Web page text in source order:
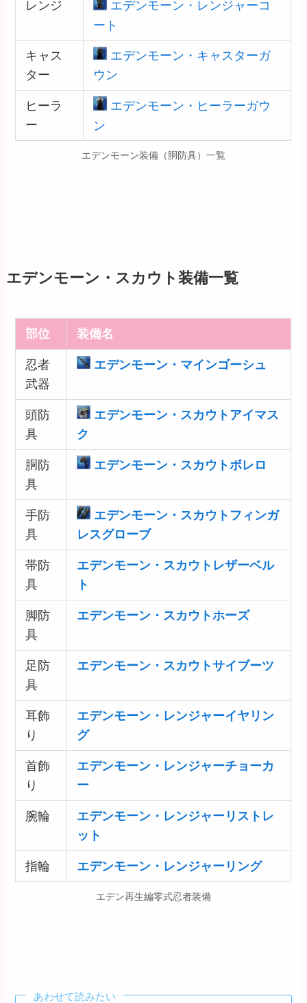
レンジ
エデンモーン・レンジャーコ
ート
キャス
ター
エデンモーン・キャスターガ
ウン
ヒーラ
ー
エデンモーン・ヒーラーガウ
ン
エデンモーン装備（胴防具）一覧
エデンモーン・スカウト装備一覧
部位 装備名
忍者
武器
エデンモーン・マインゴーシュ
頭防
具
エデンモーン・スカウトアイマス
ク
胴防
具
エデンモーン・スカウトボレロ
手防
具
エデンモーン・スカウトフィンガ
レスグローブ
帯防
具
エデンモーン・スカウトレザーベル
ト
脚防
具
エデンモーン・スカウトホーズ
足防
具
エデンモーン・スカウトサイブーツ
耳飾
り
エデンモーン・レンジャーイヤリン
グ
首飾
り
エデンモーン・レンジャーチョーカ
ー
腕輪
エデンモーン・レンジャーリストレ
ット
指輪 エデンモーン・レンジャーリング
エデン再生編零式忍者装備
あわせて読みたい